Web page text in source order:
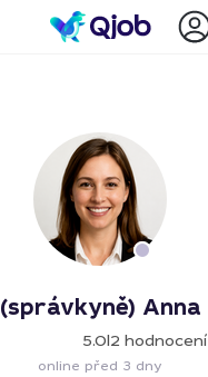
(správkyně) Anna
5.0|2 hodnocení
online před 3 dny